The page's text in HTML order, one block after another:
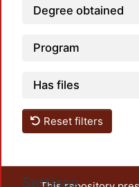
Degree obtained
Program
Has files
Reset filters
Settings